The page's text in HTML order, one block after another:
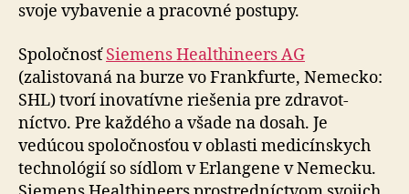
svoje vybavenie a pra­covné postupy.
SpoločnosťSiemens Healthineers AG
(zalistovaná na burze vo Frankfurte, Nemecko:
SHL) tvorí ino­va­tívne rie­šenia pre zdra­vot­
níctvo. Pre každého a všade na dosah. Je
vedúcou spo­loč­nos­ťou v oblasti me­di­cín­skych
tech­no­lógií so sídlom v Erlangene v Nemecku.